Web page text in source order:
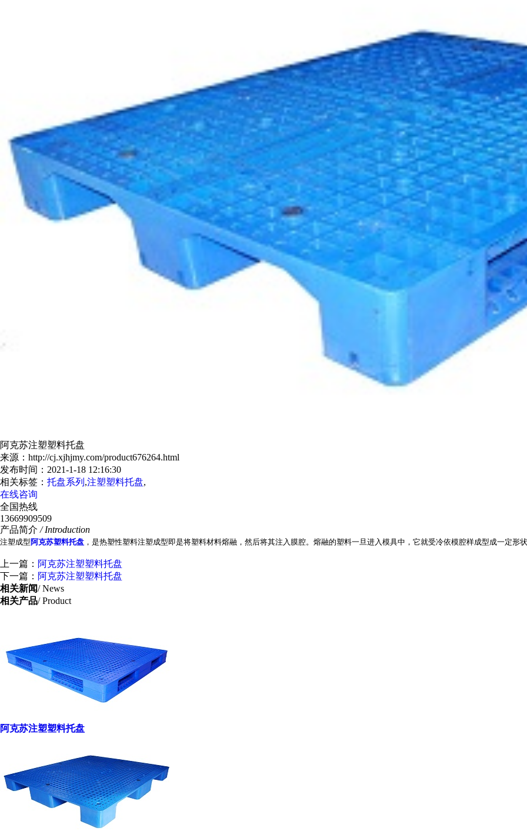
阿克苏注塑塑料托盘
来源：http://cj.xjhjmy.com/product676264.html
发布时间：2021-1-18 12:16:30
相关标签： 托盘系列 ,注塑塑料托盘,
在线咨询
全国热线
13669909509
产品简介 / Introduction
注塑成型阿克苏塑料托盘 ，是热塑性塑料注塑成型即是将塑料材料熔融，然后将其注入膜腔。熔融的塑料一旦进入模具中，它就受冷依模腔样成型成一定形
上一篇： 阿克苏注塑塑料托盘
下一篇： 阿克苏注塑塑料托盘
相关新闻/ News
相关产品/ Product
阿克苏注塑塑料托盘